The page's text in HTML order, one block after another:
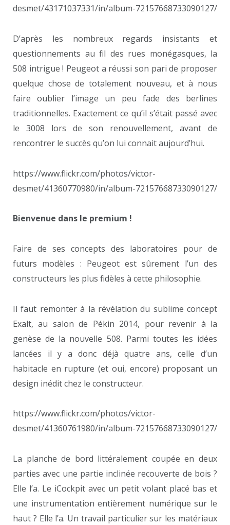
desmet/43171037331/in/album-72157668733090127/
D’après les nombreux regards insistants et
questionnements au fil des rues monégasques, la
508 intrigue ! Peugeot a réussi son pari de proposer
quelque chose de totalement nouveau, et à nous
faire oublier l’image un peu fade des berlines
traditionnelles. Exactement ce qu’il s’était passé avec
le 3008 lors de son renouvellement, avant de
rencontrer le succès qu’on lui connait aujourd’hui.
https://www.flickr.com/photos/victor-
desmet/41360770980/in/album-72157668733090127/
Bienvenue dans le premium !
Faire de ses concepts des laboratoires pour de
futurs modèles : Peugeot est sûrement l’un des
constructeurs les plus fidèles à cette philosophie.
Il faut remonter à la révélation du sublime concept
Exalt, au salon de Pékin 2014, pour revenir à la
genèse de la nouvelle 508. Parmi toutes les idées
lancées il y a donc déjà quatre ans, celle d’un
habitacle en rupture (et oui, encore) proposant un
design inédit chez le constructeur.
https://www.flickr.com/photos/victor-
desmet/41360761980/in/album-72157668733090127/
La planche de bord littéralement coupée en deux
parties avec une partie inclinée recouverte de bois ?
Elle l’a. Le iCockpit avec un petit volant placé bas et
une instrumentation entièrement numérique sur le
haut ? Elle l’a. Un travail particulier sur les matériaux